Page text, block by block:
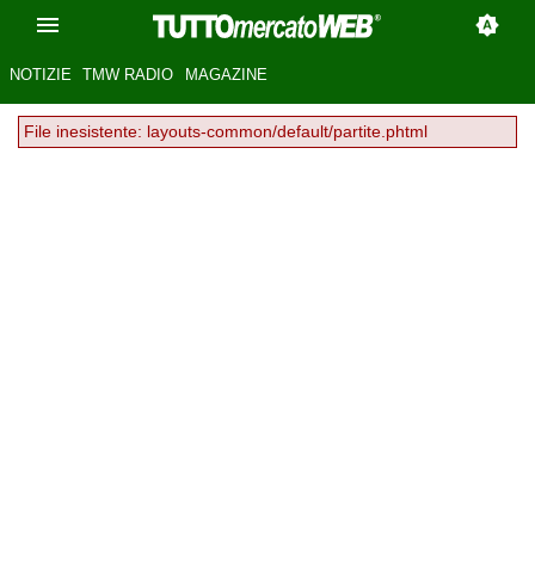
NOTIZIE TMW RADIO MAGAZINE
File inesistente: layouts-common/default/partite.phtml